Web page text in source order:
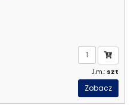
J.m.: szt
Zobacz